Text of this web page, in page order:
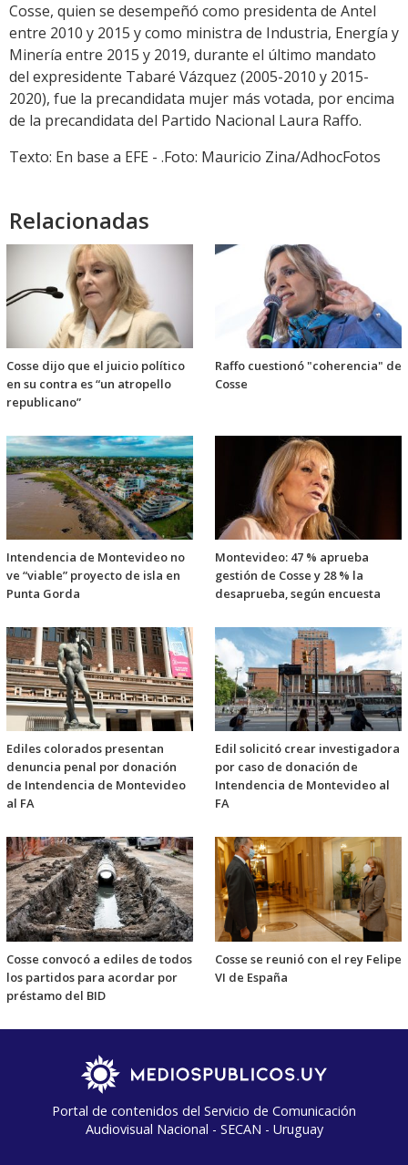
Cosse, quien se desempeñó como presidenta de Antel
entre 2010 y 2015 y como ministra de Industria, Energía y
Minería entre 2015 y 2019, durante el último mandato
del expresidente Tabaré Vázquez (2005-2010 y 2015-
2020), fue la precandidata mujer más votada, por encima
de la precandidata del Partido Nacional Laura Raffo.
Texto: En base a EFE - .Foto: Mauricio Zina/AdhocFotos
Relacionadas
Cosse dijo que el juicio político
en su contra es “un atropello
republicano”
Raffo cuestionó "coherencia" de
Cosse
Intendencia de Montevideo no
ve “viable” proyecto de isla en
Punta Gorda
Montevideo: 47 % aprueba
gestión de Cosse y 28 % la
desaprueba, según encuesta
Ediles colorados presentan
denuncia penal por donación
de Intendencia de Montevideo
al FA
Edil solicitó crear investigadora
por caso de donación de
Intendencia de Montevideo al
FA
Cosse convocó a ediles de todos
los partidos para acordar por
préstamo del BID
Cosse se reunió con el rey Felipe
VI de España
Portal de contenidos del Servicio de Comunicación
Audiovisual Nacional - SECAN - Uruguay